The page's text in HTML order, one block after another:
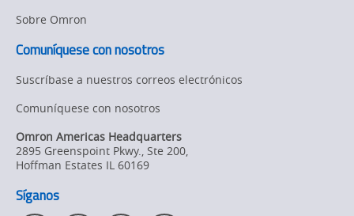
Sobre Omron
Comuníquese con nosotros
Suscríbase a nuestros correos electrónicos
Comuníquese con nosotros
Omron Americas Headquarters
2895 Greenspoint Pkwy., Ste 200,
Hoffman Estates IL 60169
Síganos